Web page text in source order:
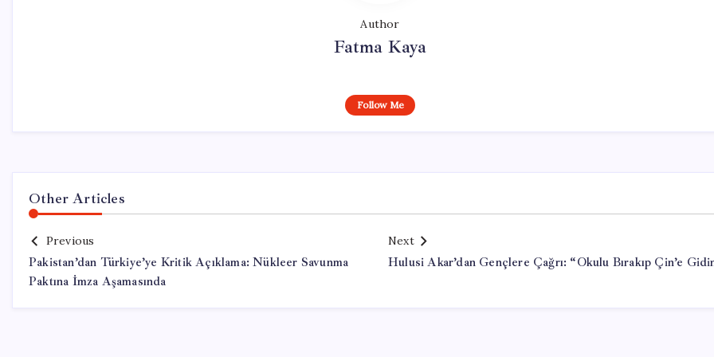
Author
Fatma Kaya
Follow Me
Other Articles
Previous
Pakistan’dan Türkiye’ye Kritik Açıklama: Nükleer Savunma
Paktına İmza Aşamasında
Next
Hulusi Akar’dan Gençlere Çağrı: “Okulu Bırakıp Çin’e